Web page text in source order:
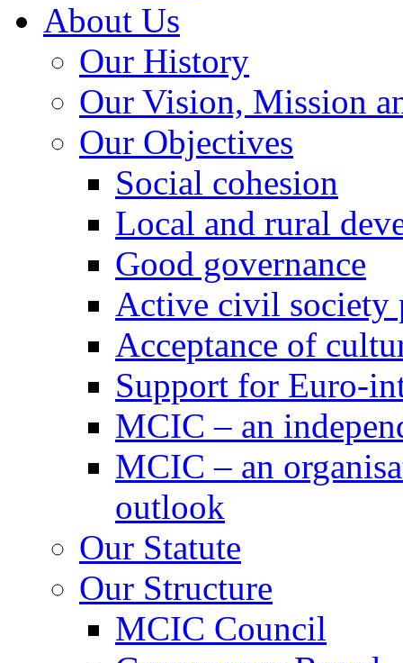
About Us
Our History
Our Vision, Mission
Our Objectives
Social cohesion
Local and rural
Good governance
Active civil society
Acceptance of
Support for Euro-
MCIC – an
MCIC – an
outlook
Our Statute
Our Structure
MCIC Council